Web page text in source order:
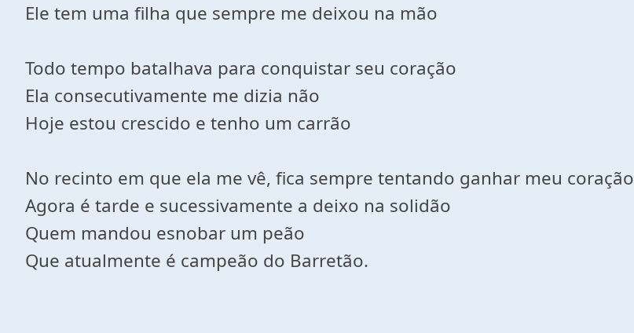
Ele tem uma filha que sempre me deixou na mão
Todo tempo batalhava para conquistar seu coração
Ela consecutivamente me dizia não
Hoje estou crescido e tenho um carrão
No recinto em que ela me vê, fica sempre tentando ganhar meu coração
Agora é tarde e sucessivamente a deixo na solidão
Quem mandou esnobar um peão
Que atualmente é campeão do Barretão.